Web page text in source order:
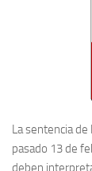
La sentencia de
pasado 13 de
deben